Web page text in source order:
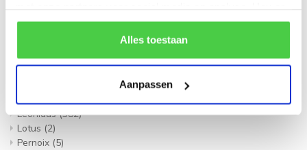
rekening mee dat als je bepaalde cookies blokkeert, het
de correcte werking van de website kan verstoren.
Alles toestaan
Aanpassen
Smoothies / Säfte(4)
Marken:
Ahmad Tea(7)
Haribo(18)
Leonidas(382)
Lotus (2)
Pernoix (5)